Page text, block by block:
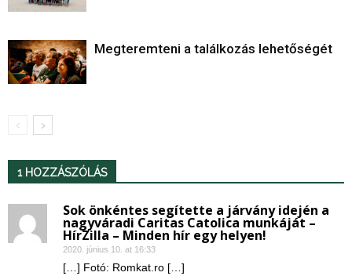
Megteremteni a találkozás lehetőségét
1 HOZZÁSZÓLÁS
Sok önkéntes segítette a járvány idején a
nagyváradi Caritas Catolica munkáját –
HírZilla – Minden hír egy helyen!
2020. június 10. at 16:33
[…] Fotó: Romkat.ro […]